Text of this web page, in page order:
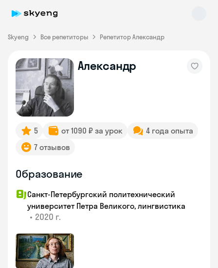
Skyeng Все репетиторы Репетитор Александр
Александр
5 от 1090 ₽ за урок
4 года опыта
7 отзывов
Образование
Санкт-Петербургский политехнический
университет Петра Великого, лингвистика
• 2020 г.
Skyeng Chat
online